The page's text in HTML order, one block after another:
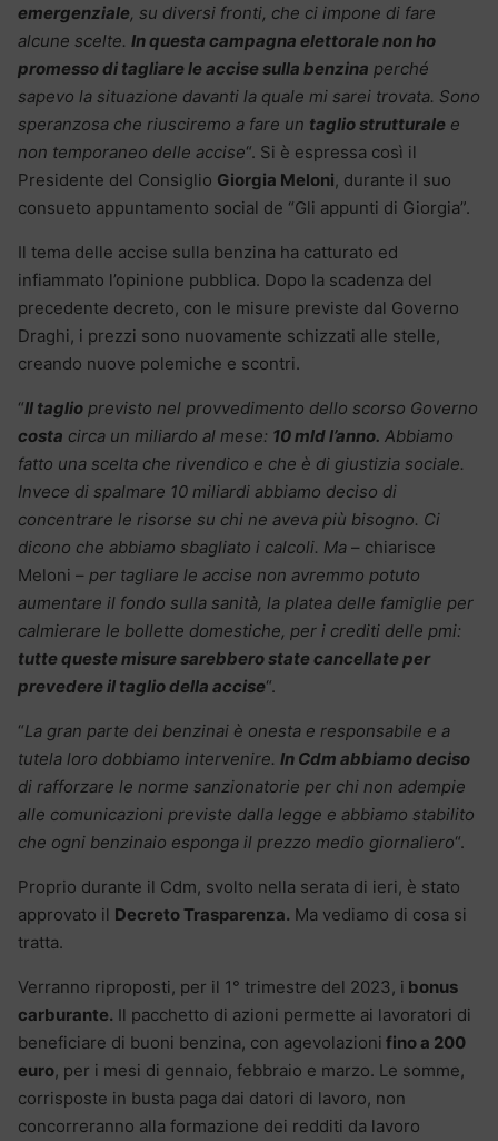
emergenziale, su diversi fronti, che ci impone di fare
alcune scelte. In questa campagna elettorale non ho
promesso di tagliare le accise sulla benzina perché
sapevo la situazione davanti la quale mi sarei trovata. Sono
speranzosa che riusciremo a fare un taglio strutturale e
non temporaneo delle accise“. Si è espressa così il
Presidente del Consiglio Giorgia Meloni, durante il suo
consueto appuntamento social de “Gli appunti di Giorgia”.
Il tema delle accise sulla benzina ha catturato ed
infiammato l’opinione pubblica. Dopo la scadenza del
precedente decreto, con le misure previste dal Governo
Draghi, i prezzi sono nuovamente schizzati alle stelle,
creando nuove polemiche e scontri.
“Il taglio previsto nel provvedimento dello scorso Governo
costa circa un miliardo al mese: 10 mld l’anno. Abbiamo
fatto una scelta che rivendico e che è di giustizia sociale.
Invece di spalmare 10 miliardi abbiamo deciso di
concentrare le risorse su chi ne aveva più bisogno. Ci
dicono che abbiamo sbagliato i calcoli. Ma – chiarisce
Meloni – per tagliare le accise non avremmo potuto
aumentare il fondo sulla sanità, la platea delle famiglie per
calmierare le bollette domestiche, per i crediti delle pmi:
tutte queste misure sarebbero state cancellate per
prevedere il taglio della accise“.
“La gran parte dei benzinai è onesta e responsabile e a
tutela loro dobbiamo intervenire. In Cdm abbiamo deciso
di rafforzare le norme sanzionatorie per chi non adempie
alle comunicazioni previste dalla legge e abbiamo stabilito
che ogni benzinaio esponga il prezzo medio giornaliero“.
Proprio durante il Cdm, svolto nella serata di ieri, è stato
approvato il Decreto Trasparenza. Ma vediamo di cosa si
tratta.
Verranno riproposti, per il 1° trimestre del 2023, i bonus
carburante. Il pacchetto di azioni permette ai lavoratori di
beneficiare di buoni benzina, con agevolazioni fino a 200
euro, per i mesi di gennaio, febbraio e marzo. Le somme,
corrisposte in busta paga dai datori di lavoro, non
concorreranno alla formazione dei redditi da lavoro